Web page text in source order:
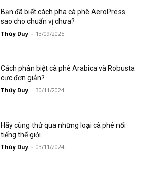
Bạn đã biết cách pha cà phê AeroPress
sao cho chuẩn vị chưa?
Thúy Duy - 13/09/2025
Cách phân biệt cà phê Arabica và Robusta
cực đơn giản?
Thúy Duy - 30/11/2024
Hãy cùng thử qua những loại cà phê nổi
tiếng thế giới
Thúy Duy - 03/11/2024